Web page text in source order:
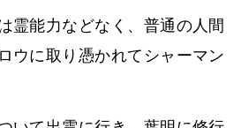
霊能力などなく、普通の人間
ウに取り憑かれてシャーマン